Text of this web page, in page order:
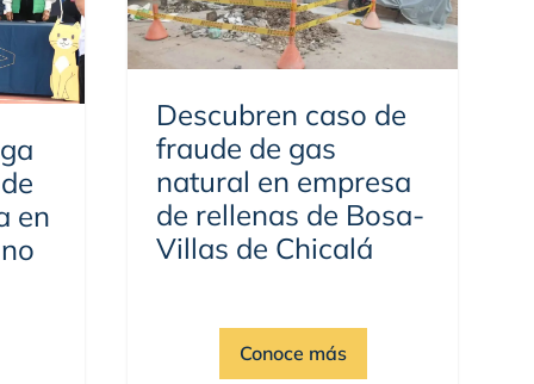
en
Descubren caso de
fraude de gas
natural en empresa
de rellenas de Bosa-
Villas de Chicalá
Conoce más